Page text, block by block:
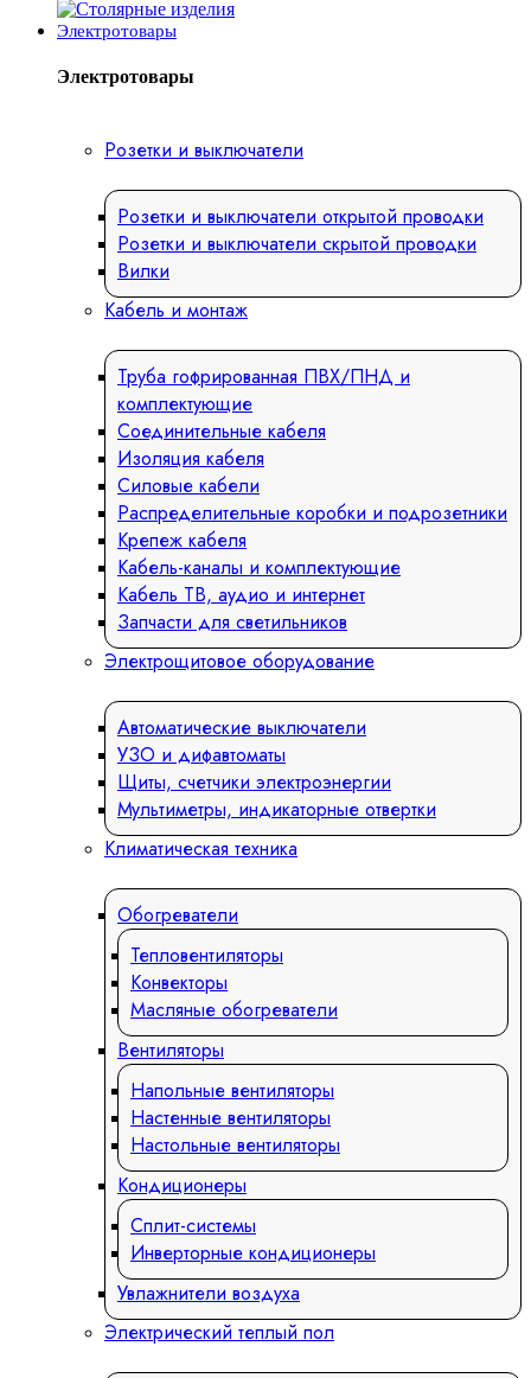
Электротовары
Электротовары
Розетки и выключатели
Розетки и выключатели открытой проводки
Розетки и выключатели скрытой проводки
Вилки
Кабель и монтаж
Труба гофрированная ПВХ/ПНД и
комплектующие
Соединительные кабеля
Изоляция кабеля
Силовые кабели
Распределительные коробки и подрозетники
Крепеж кабеля
Кабель-каналы и комплектующие
Кабель ТВ, аудио и интернет
Запчасти для светильников
Электрощитовое оборудование
Автоматические выключатели
УЗО и дифавтоматы
Щиты, счетчики электроэнергии
Мультиметры, индикаторные отвертки
Климатическая техника
Обогреватели
Тепловентиляторы
Конвекторы
Масляные обогреватели
Вентиляторы
Напольные вентиляторы
Настенные вентиляторы
Настольные вентиляторы
Кондиционеры
Сплит-системы
Инверторные кондиционеры
Увлажнители воздуха
Электрический теплый пол